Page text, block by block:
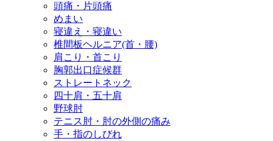
頭痛・片頭痛
めまい
寝違え・寝違い
椎間板ヘルニア(首・腰)
肩こり・首こり
胸郭出口症候群
ストレートネック
四十肩・五十肩
野球肘
テニス肘・肘の外側の痛み
手・指のしびれ